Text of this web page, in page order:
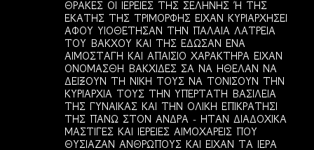
ΘΡΑΚΕΣ ΟΙ ΙΕΡΕΙΕΣ ΤΗΣ ΣΕΛΗΝΗΣ Ή ΤΗΣ
ΕΚΑΤΗΣ ΤΗΣ ΤΡΙΜΟΡΦΗΣ ΕΙΧΑΝ ΚΥΡΙΑΡΧΗΣΕΙ
ΑΦΟΥ ΥΙΟΘΕΤΗΣΑΝ ΤΗΝ ΠΑΛΑΙΑ ΛΑΤΡΕΙΑ
ΤΟΥ ΒΑΚΧΟΥ ΚΑΙ ΤΗΣ ΕΔΩΣΑΝ ΕΝΑ
ΑΙΜΟΣΤΑΓΗ ΚΑΙ ΑΠΑΙΣΙΟ ΧΑΡΑΚΤΗΡΑ ΕΙΧΑΝ
ΟΝΟΜΑΣΘΗ ΒΑΚΧΙΔΕΣ ΣΑ ΝΑ ΗΘΕΛΑΝ ΝΑ
ΔΕΙΞΟΥΝ ΤΗ ΝΙΚΗ ΤΟΥΣ ΝΑ ΤΟΝΙΣΟΥΝ ΤΗΝ
ΚΥΡΙΑΡΧΙΑ ΤΟΥΣ ΤΗΝ ΥΠΕΡΤΑΤΗ ΒΑΣΙΛΕΙΑ
ΤΗΣ ΓΥΝΑΙΚΑΣ ΚΑΙ ΤΗΝ ΟΛΙΚΗ ΕΠΙΚΡΑΤΗΣΙ
ΤΗΣ ΠΑΝΩ ΣΤΟΝ ΑΝΔΡΑ - ΗΤΑΝ ΔΙΑΔΟΧΙΚΑ
ΜΑΣΤΙΓΕΣ ΚΑΙ ΙΕΡΕΙΕΣ ΑΙΜΟΧΑΡΕΙΣ ΠΟΥ
ΘΥΣΙΑΖΑΝ ΑΝΘΡΩΠΟΥΣ ΚΑΙ ΕΙΧΑΝ ΤΑ ΙΕΡΑ